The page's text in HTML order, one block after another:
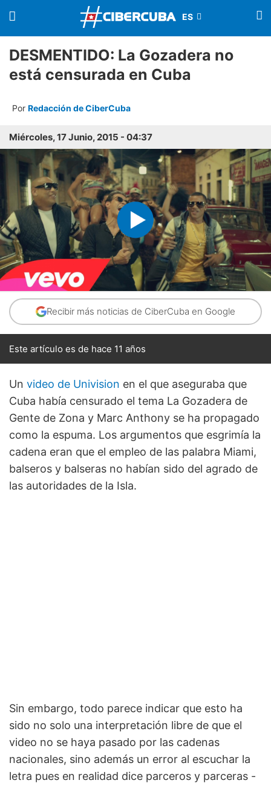
DESMENTIDO: La Gozadera no
está censurada en Cuba
Por Redacción de CiberCuba
Miércoles, 17 Junio, 2015 - 04:37
Recibir más noticias de CiberCuba en Google
Este artículo es de hace 11 años
Un video de Univision en el que aseguraba que
Cuba había censurado el tema La Gozadera de
Gente de Zona y Marc Anthony se ha propagado
como la espuma. Los argumentos que esgrimía la
cadena eran que el empleo de las palabra Miami,
balseros y balseras no habían sido del agrado de
las autoridades de la Isla.
Sin embargo, todo parece indicar que esto ha
sido no solo una interpretación libre de que el
video no se haya pasado por las cadenas
nacionales, sino además un error al escuchar la
letra pues en realidad dice parceros y parceras -